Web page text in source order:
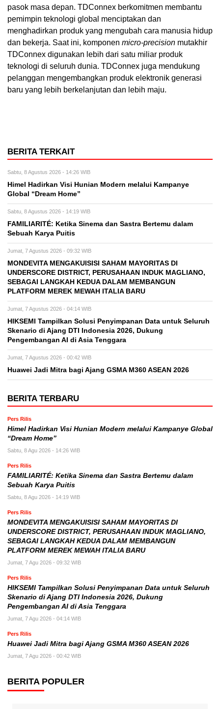
pasok masa depan. TDConnex berkomitmen membantu
pemimpin teknologi global menciptakan dan
menghadirkan produk yang mengubah cara manusia hidup
dan bekerja. Saat ini, komponen micro-precision mutakhir
TDConnex digunakan lebih dari satu miliar produk
teknologi di seluruh dunia. TDConnex juga mendukung
pelanggan mengembangkan produk elektronik generasi
baru yang lebih berkelanjutan dan lebih maju.
BERITA TERKAIT
Sabtu, 8 Agustus 2026 - 14:26 WIB
Himel Hadirkan Visi Hunian Modern melalui Kampanye
Global “Dream Home”
Sabtu, 8 Agustus 2026 - 14:19 WIB
FAMILIARITÉ: Ketika Sinema dan Sastra Bertemu dalam
Sebuah Karya Puitis
Jumat, 7 Agustus 2026 - 09:32 WIB
MONDEVITA MENGAKUISISI SAHAM MAYORITAS DI
UNDERSCORE DISTRICT, PERUSAHAAN INDUK MAGLIANO,
SEBAGAI LANGKAH KEDUA DALAM MEMBANGUN
PLATFORM MEREK MEWAH ITALIA BARU
Jumat, 7 Agustus 2026 - 04:14 WIB
HIKSEMI Tampilkan Solusi Penyimpanan Data untuk Seluruh
Skenario di Ajang DTI Indonesia 2026, Dukung
Pengembangan AI di Asia Tenggara
Jumat, 7 Agustus 2026 - 00:42 WIB
Huawei Jadi Mitra bagi Ajang GSMA M360 ASEAN 2026
BERITA TERBARU
Pers Rilis
Himel Hadirkan Visi Hunian Modern melalui Kampanye Global
“Dream Home”
Sabtu, 8 Agu 2026 - 14:26 WIB
Pers Rilis
FAMILIARITÉ: Ketika Sinema dan Sastra Bertemu dalam
Sebuah Karya Puitis
Sabtu, 8 Agu 2026 - 14:19 WIB
Pers Rilis
MONDEVITA MENGAKUISISI SAHAM MAYORITAS DI
UNDERSCORE DISTRICT, PERUSAHAAN INDUK MAGLIANO,
SEBAGAI LANGKAH KEDUA DALAM MEMBANGUN
PLATFORM MEREK MEWAH ITALIA BARU
Jumat, 7 Agu 2026 - 09:32 WIB
Pers Rilis
HIKSEMI Tampilkan Solusi Penyimpanan Data untuk Seluruh
Skenario di Ajang DTI Indonesia 2026, Dukung
Pengembangan AI di Asia Tenggara
Jumat, 7 Agu 2026 - 04:14 WIB
Pers Rilis
Huawei Jadi Mitra bagi Ajang GSMA M360 ASEAN 2026
Jumat, 7 Agu 2026 - 00:42 WIB
BERITA POPULER